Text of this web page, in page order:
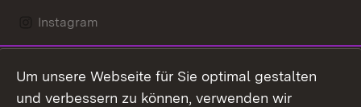
Instagram
Mastodon
Um unsere Webseite für Sie optimal gestalten
und verbessern zu können, verwenden wir